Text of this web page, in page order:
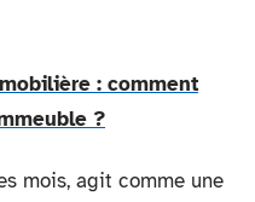
: comment
?
mois, agit comme une